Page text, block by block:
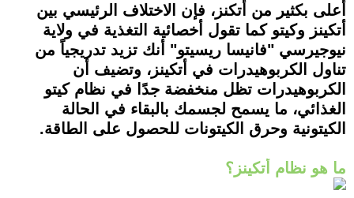
أعلى بكثير من أتكنز، فإن الاختلاف الرئيسي بين
أتكينز وكيتو كما تقول أخصائية التغذية في ولاية
نيوجيرسي "فانيسا ريسيتو" أنك تزيد تدريجياً من
تناول الكربوهيدرات في أتكينز، وتضيف أن
الكربوهيدرات تظل منخفضة جدًا في نظام كيتو
الغذائي، ما يسمح لجسمك بالبقاء في الحالة
الكيتونية وحرق الكيتونات للحصول على الطاقة.
ما هو نظام أتكينز؟